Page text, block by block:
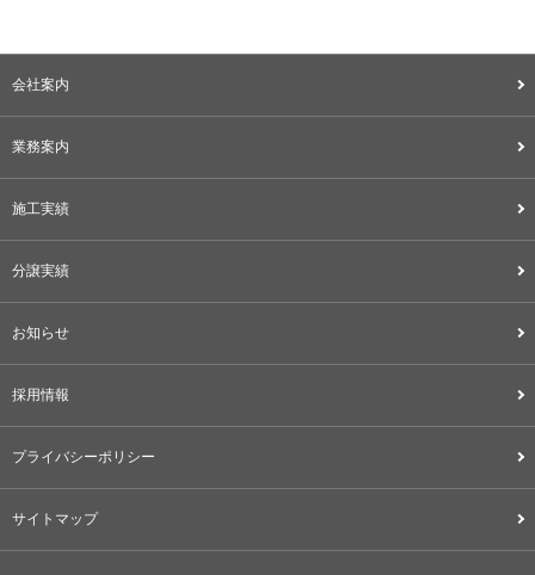
会社案内
業務案内
施工実績
分譲実績
お知らせ
採用情報
プライバシーポリシー
サイトマップ